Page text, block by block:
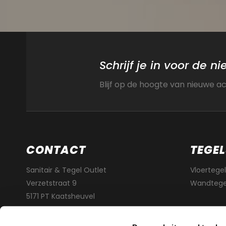
Schrijf je in voor de
Blijf op de hoogte van nieuwe
CONTACT
Sanitair & Tegel Outlet
Verzetstraat 9
5171 PT Kaatsheuvel